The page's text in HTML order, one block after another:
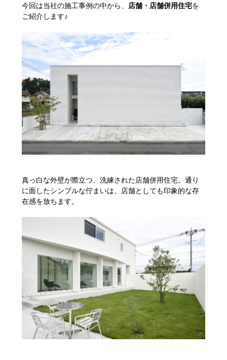
今回は当社の施工事例の中から、 店舗・店舗併用住宅を
ご紹介します♪
真っ白な外壁が際立つ、洗練された店舗併用住宅。通り
に面したシンプルな佇まいは、店舗としても印象的な存
在感を放ちます。